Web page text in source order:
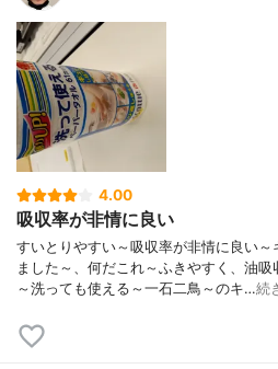
4.00
吸収率が非情に良い
すいとりやすい～吸収率が非情に良い
ました～、何だこれ～ふきやすく、油
～洗っても使える～一石二鳥～のキ…続